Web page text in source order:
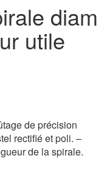
diam
utile
de précision
rectifié et poli. –
de la spirale.